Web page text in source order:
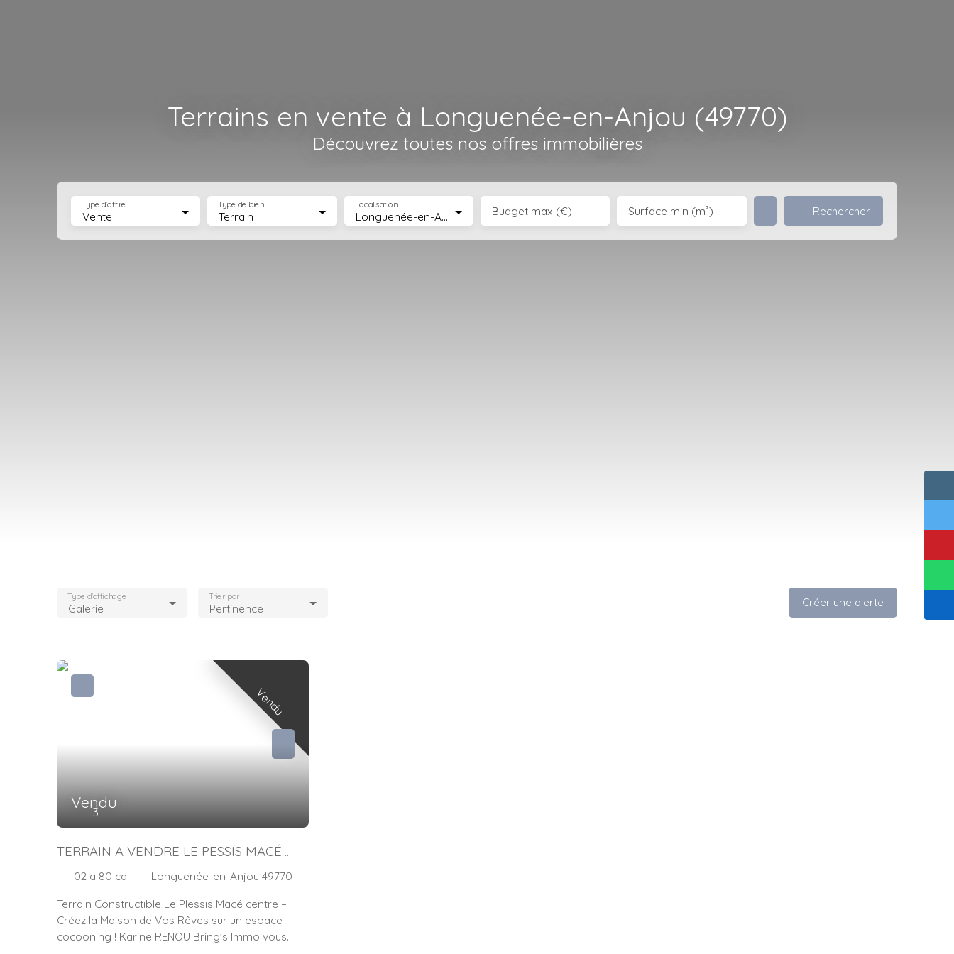
Terrains en vente à Longuenée-en-Anjou (49770)
Découvrez toutes nos offres immobilières
Vente
Type d'offre
Terrain
Type de bien
Longuenée-en-Anjou (49770)
Localisation Budget max (€) Surface min (m²) Rechercher
Galerie
Type d'affichage
Pertinence
Trier par Créer une alerte
Vendu
Vendu
3
TERRAIN A VENDRE LE PESSIS MACÉ
CENTRE
02 a 80 ca
Longuenée-en-Anjou 49770
Terrain Constructible Le Plessis Macé centre –
Créez la Maison de Vos Rêves sur un espace
cocooning ! Karine RENOU Bring's Immo vous